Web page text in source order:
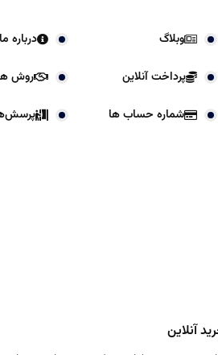
وبلاگ درباره ما
پرداخت آنلاین روش
شماره حساب ها
آنلاین